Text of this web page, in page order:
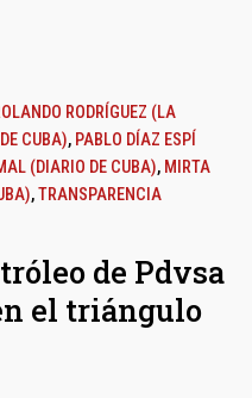
RODRÍGUEZ (LA
CUBA), PABLO DÍAZ ESPÍ
(DIARIO DE CUBA), MIRTA
,TRANSPARENCIA
de Pdvsa
el triángulo